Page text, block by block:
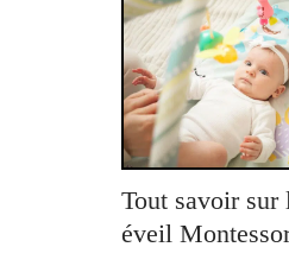
Tout savoir sur
éveil